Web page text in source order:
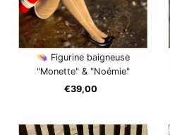
👒 Figurine baigneuse
"Monette" & "Noémie"
Prix
€39,00